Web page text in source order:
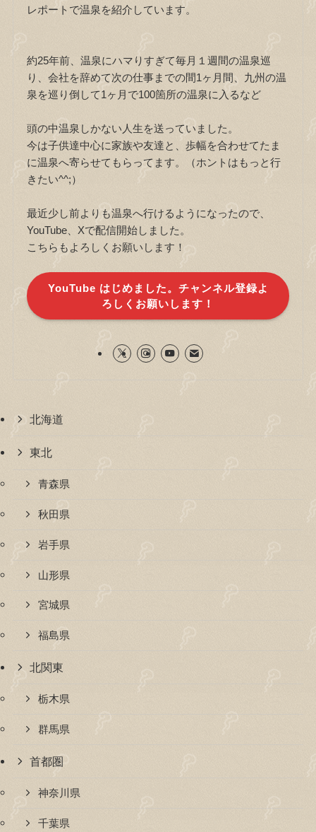
レポートで温泉を紹介しています。
約25年前、温泉にハマりすぎて毎月１週間の温泉巡
り、会社を辞めて次の仕事までの間1ヶ月間、九州の温
泉を巡り倒して1ヶ月で100箇所の温泉に入るなど
頭の中温泉しかない人生を送っていました。
今は子供達中心に家族や友達と、歩幅を合わせてたま
に温泉へ寄らせてもらってます。（ホントはもっと行
きたい^^;）
最近少し前よりも温泉へ行けるようになったので、
YouTube、Xで配信開始しました。
こちらもよろしくお願いします！
YouTube はじめました。チャンネル登録よ
ろしくお願いします！
北海道
東北
青森県
秋田県
岩手県
山形県
宮城県
福島県
北関東
栃木県
群馬県
首都圏
神奈川県
千葉県